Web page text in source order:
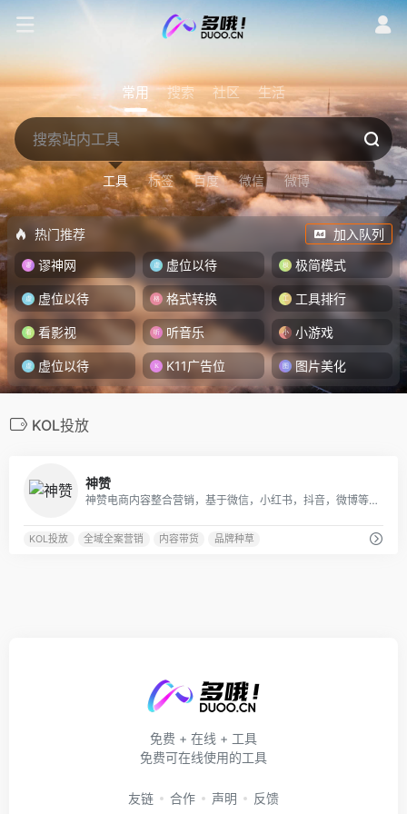
常用 搜索 社区 生活
工具 标签 百度 微信 微博
热门推荐
加入队列
谬神网
虚位以待 极简模式
虚位以待 格式转换 工具排行
看影视 听音乐 小游戏
虚位以待 K11广告位 图片美化
KOL投放
神赞
神赞电商内容整合营销，基于微信，小红书，抖音，微博等为品牌提供全域种草推广，电商转化全链路营销服务，包括品牌传播，KOL投放，品牌种草，内容带货，店铺引流，广告投放等，同时也为内容创业者流量变现赋能。
KOL投放 全域全案营销 内容带货 品牌种草
免费 + 在线 + 工具
免费可在线使用的工具
友链 合作 声明 反馈